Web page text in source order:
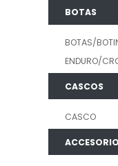
BOTAS
BOTAS/
ENDURO/
CASCOS
CASCO